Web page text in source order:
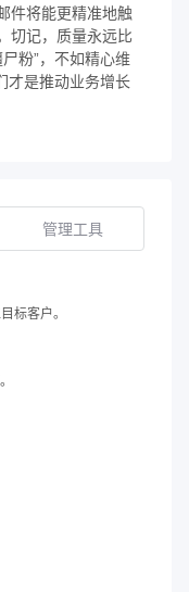
件将能更精准地触
切记，质量永远比
粉”，不如精心维
才是推动业务增长
管理工具
标客户。